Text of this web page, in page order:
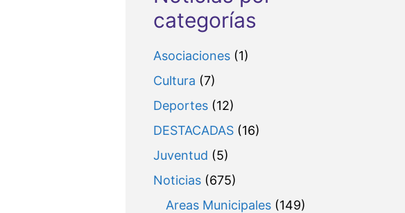
categorías
Asociaciones(1)
Cultura (7)
Deportes(12)
DESTACADAS(16)
Juventud (5)
Noticias(675)
Areas Municipales(149)